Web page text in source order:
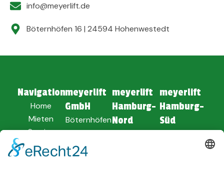
info@meyerlift.de
Böternhöfen 16 | 24594 Hohenwestedt
Navigation
Home
Mieten
Service
Unternehmen
Verkauf
meyerlift
GmbH
Böternhöfen
16
24594
Hohenwestedt
meyerlift
Hamburg-
Nord
meyerlift
Hamburg-
Süd